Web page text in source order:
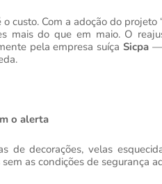
custo. Com a adoção do
mais do que em maio. O
pela empresa suíça Sicpa—
o alerta
de decorações, velas
as condições de segurança